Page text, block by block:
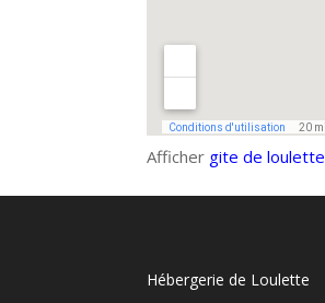
Afficher gite de loulette
Hébergerie de Loulette